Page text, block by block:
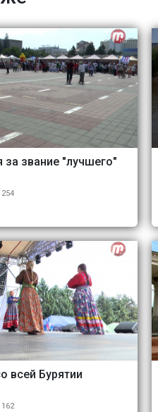
звание "лучшего"
254
всей Бурятии
162